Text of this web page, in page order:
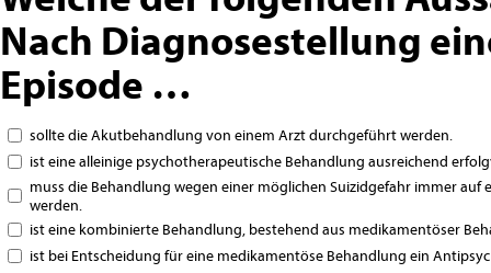
Nach Diagnosestellung
Episode …
sollte die Akutbehandlung von einem Arzt durchgeführt werden.
ist eine alleinige psychotherapeutische Behandlung ausreichend
muss die Behandlung wegen einer möglichen Suizidgefahr immer
werden.
ist eine kombinierte Behandlung, bestehend aus medikamentöser
ist bei Entscheidung für eine medikamentöse Behandlung ein